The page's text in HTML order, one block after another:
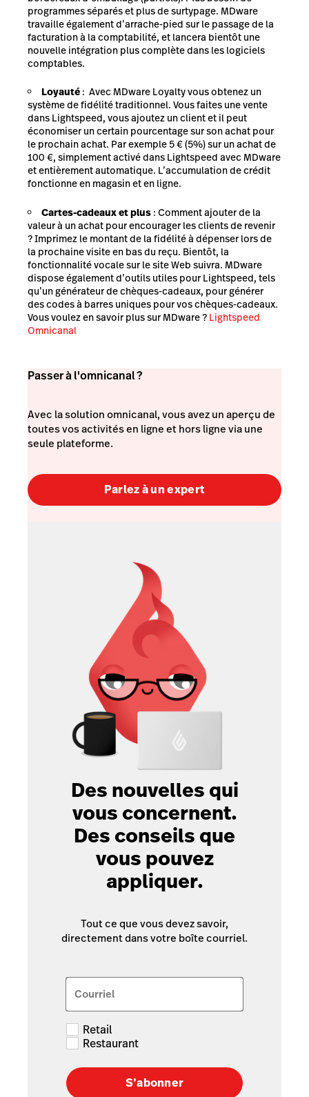
programmes séparés et plus de surtypage. MDware
travaille également d’arrache-pied sur le passage de la
facturation à la comptabilité, et lancera bientôt une
nouvelle intégration plus complète dans les logiciels
comptables.
Loyauté : Avec MDware Loyalty vous obtenez un
système de fidélité traditionnel. Vous faites une vente
dans Lightspeed, vous ajoutez un client et il peut
économiser un certain pourcentage sur son achat pour
le prochain achat. Par exemple 5 € (5%) sur un achat de
100 €, simplement activé dans Lightspeed avec MDware
et entièrement automatique. L’accumulation de crédit
fonctionne en magasin et en ligne.
Cartes-cadeaux et plus : Comment ajouter de la
valeur à un achat pour encourager les clients de revenir
? Imprimez le montant de la fidélité à dépenser lors de
la prochaine visite en bas du reçu. Bientôt, la
fonctionnalité vocale sur le site Web suivra. MDware
dispose également d’outils utiles pour Lightspeed, tels
qu’un générateur de chèques-cadeaux, pour générer
des codes à barres uniques pour vos chèques-cadeaux.
Vous voulez en savoir plus sur MDware ? Lightspeed
Omnicanal
Passer à l'omnicanal ?
Avec la solution omnicanal, vous avez un aperçu de
toutes vos activités en ligne et hors ligne via une
seule plateforme.
Parlez à un expert
Des nouvelles qui
vous concernent.
Des conseils que
vous pouvez
appliquer.
Tout ce que vous devez savoir,
directement dans votre boîte courriel.
Courriel
Retail
Restaurant
S’abonner